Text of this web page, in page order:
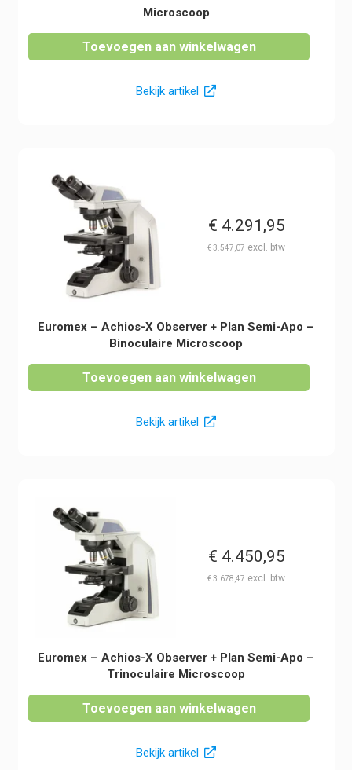
Microscoop
Toevoegen aan winkelwagen
Bekijk artikel
€ 4.291,95
€3.547,07
Euromex – Achios-X Observer + Plan Semi-Apo –
Binoculaire Microscoop
Toevoegen aan winkelwagen
Bekijk artikel
€ 4.450,95
€3.678,47
Euromex – Achios-X Observer + Plan Semi-Apo –
Trinoculaire Microscoop
Toevoegen aan winkelwagen
Bekijk artikel